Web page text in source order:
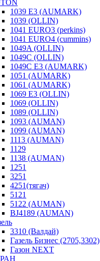
1039 E3 (AUMARK)
1039 (OLLIN)
1041 EURO3 (perkins)
1041 EURO4 (cummins)
1049A (OLLIN)
1049C (OLLIN)
1049С E3 (AUMARK)
1051 (AUMARK)
1061 (AUMARK)
1069 E3 (OLLIN)
1069 (OLLIN)
1089 (OLLIN)
1093 (AUMAN)
1099 (AUMAN)
1113 (AUMAN)
1129
1138 (AUMAN)
1251
3251
4251(тягач)
5121
5122 (AUMAN)
BJ4189 (AUMAN)
3310 (Валдай)
Газель Бизнес (2705,3302)
Газон NEXT